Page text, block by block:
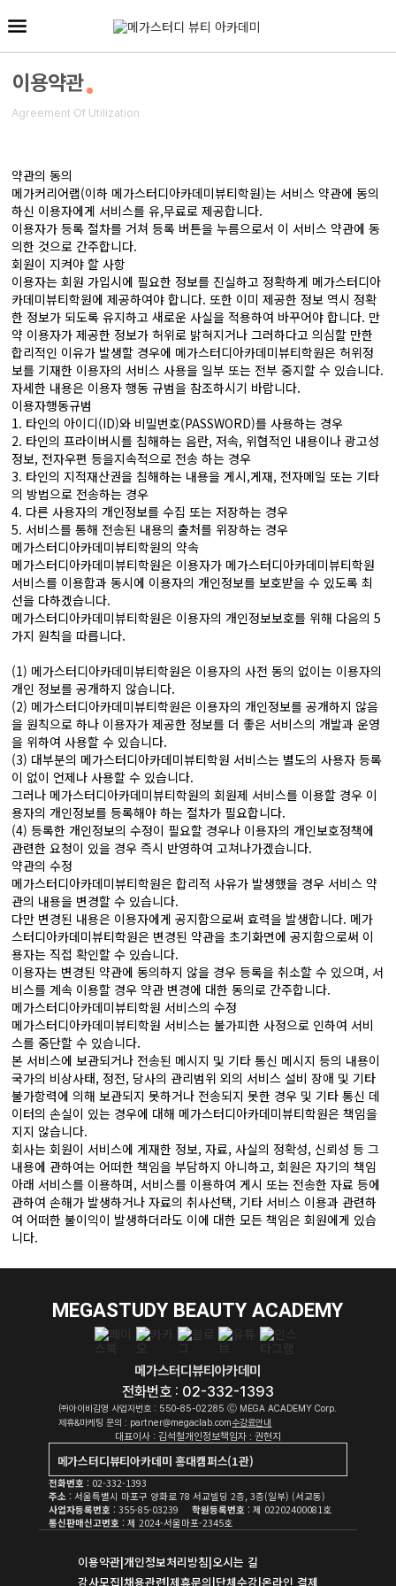
이용약관
Agreement Of Utilization
약관의 동의
메가커리어랩(이하 메가스터디아카데미뷰티학원)는 서비스 약관에 동의
하신 이용자에게 서비스를 유,무료로 제공합니다.
이용자가 등록 절차를 거쳐 등록 버튼을 누름으로서 이 서비스 약관에 동
의한 것으로 간주합니다.
회원이 지켜야 할 사항
이용자는 회원 가입시에 필요한 정보를 진실하고 정확하게 메가스터디아
카데미뷰티학원에 제공하여야 합니다. 또한 이미 제공한 정보 역시 정확
한 정보가 되도록 유지하고 새로운 사실을 적용하여 바꾸어야 합니다. 만
약 이용자가 제공한 정보가 허위로 밝혀지거나 그러하다고 의심할 만한
합리적인 이유가 발생할 경우에 메가스터디아카데미뷰티학원은 허위정
보를 기재한 이용자의 서비스 사용을 일부 또는 전부 중지할 수 있습니다.
자세한 내용은 이용자 행동 규범을 참조하시기 바랍니다.
이용자행동규범
1. 타인의 아이디(ID)와 비밀번호(PASSWORD)를 사용하는 경우
2. 타인의 프라이버시를 침해하는 음란, 저속, 위협적인 내용이나 광고성
정보, 전자우편 등을지속적으로 전송 하는 경우
3. 타인의 지적재산권을 침해하는 내용을 게시,게재, 전자메일 또는 기타
의 방법으로 전송하는 경우
4. 다른 사용자의 개인정보를 수집 또는 저장하는 경우
5. 서비스를 통해 전송된 내용의 출처를 위장하는 경우
메가스터디아카데미뷰티학원의 약속
메가스터디아카데미뷰티학원은 이용자가 메가스터디아카데미뷰티학원
서비스를 이용함과 동시에 이용자의 개인정보를 보호받을 수 있도록 최
선을 다하겠습니다.
메가스터디아카데미뷰티학원은 이용자의 개인정보보호를 위해 다음의 5
가지 원칙을 따릅니다.
(1) 메가스터디아카데미뷰티학원은 이용자의 사전 동의 없이는 이용자의
개인 정보를 공개하지 않습니다.
(2) 메가스터디아카데미뷰티학원은 이용자의 개인정보를 공개하지 않음
을 원칙으로 하나 이용자가 제공한 정보를 더 좋은 서비스의 개발과 운영
을 위하여 사용할 수 있습니다.
(3) 대부분의 메가스터디아카데미뷰티학원 서비스는 별도의 사용자 등록
이 없이 언제나 사용할 수 있습니다.
그러나 메가스터디아카데미뷰티학원의 회원제 서비스를 이용할 경우 이
용자의 개인정보를 등록해야 하는 절차가 필요합니다.
(4) 등록한 개인정보의 수정이 필요할 경우나 이용자의 개인보호정책에
관련한 요청이 있을 경우 즉시 반영하여 고쳐나가겠습니다.
약관의 수정
메가스터디아카데미뷰티학원은 합리적 사유가 발생했을 경우 서비스 약
관의 내용을 변경할 수 있습니다.
다만 변경된 내용은 이용자에게 공지함으로써 효력을 발생합니다. 메가
스터디아카데미뷰티학원은 변경된 약관을 초기화면에 공지함으로써 이
용자는 직접 확인할 수 있습니다.
이용자는 변경된 약관에 동의하지 않을 경우 등록을 취소할 수 있으며, 서
비스를 계속 이용할 경우 약관 변경에 대한 동의로 간주합니다.
메가스터디아카데미뷰티학원 서비스의 수정
메가스터디아카데미뷰티학원 서비스는 불가피한 사정으로 인하여 서비
스를 중단할 수 있습니다.
본 서비스에 보관되거나 전송된 메시지 및 기타 통신 메시지 등의 내용이
국가의 비상사태, 정전, 당사의 관리범위 외의 서비스 설비 장애 및 기타
불가항력에 의해 보관되지 못하거나 전송되지 못한 경우 및 기타 통신 데
이터의 손실이 있는 경우에 대해 메가스터디아카데미뷰티학원은 책임을
지지 않습니다.
회사는 회원이 서비스에 게재한 정보, 자료, 사실의 정확성, 신뢰성 등 그
내용에 관하여는 어떠한 책임을 부담하지 아니하고, 회원은 자기의 책임
아래 서비스를 이용하며, 서비스를 이용하여 게시 또는 전송한 자료 등에
관하여 손해가 발생하거나 자료의 취사선택, 기타 서비스 이용과 관련하
여 어떠한 불이익이 발생하더라도 이에 대한 모든 책임은 회원에게 있습
MEGASTUDY BEAUTY ACADEMY
메가스터디뷰티아카데미
전화번호 : 02-332-1393
㈜아이비김영 사업자번호 : 550-85-02285 ⓒ MEGA ACADEMY Corp.
제휴&마케팅 문의 : partner@megaclab.com수강료안내
대표이사 : 김석철개인정보책임자 : 권현지
메가스터디뷰티아카데미 홍대캠퍼스(1관)
메가스터디뷰티아카데미 강남캠퍼스(1관)
메가스터디뷰티아카데미 강남캠퍼스(2관)
메가스터디뷰티아카데미 홍대캠퍼스(1관)
메가스터디뷰티아카데미 홍대캠퍼스(2관)
전화번호 : 02-332-1393
주소: 서울특별시 마포구 양화로 78 서교빌딩 2층, 3층(일부) (서교동)
사업자등록번호 : 355-85-03239 학원등록번호 : 제 02202400081호
통신판매신고번호 : 제 2024-서울마포-2345호
이용약관|개인정보처리방침|오시는 길
강사모집|채용관련|제휴문의|단체수강|온라인 결제